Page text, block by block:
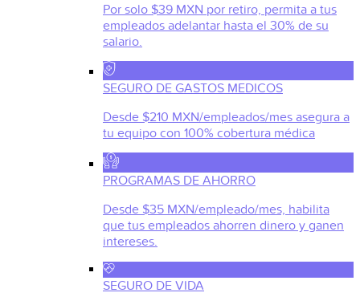
Por solo $39 MXN por retiro, permita a tus
empleados adelantar hasta el 30% de su
salario.
SEGURO DE GASTOS MEDICOS
Desde $210 MXN/empleados/mes asegura a
tu equipo con 100% cobertura médica
PROGRAMAS DE AHORRO
Desde $35 MXN/empleado/mes, habilita
que tus empleados ahorren dinero y ganen
intereses.
SEGURO DE VIDA